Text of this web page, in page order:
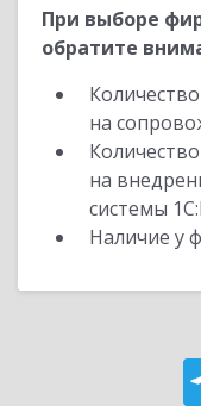
При выборе
обратите
на
на
системы
Наличие у